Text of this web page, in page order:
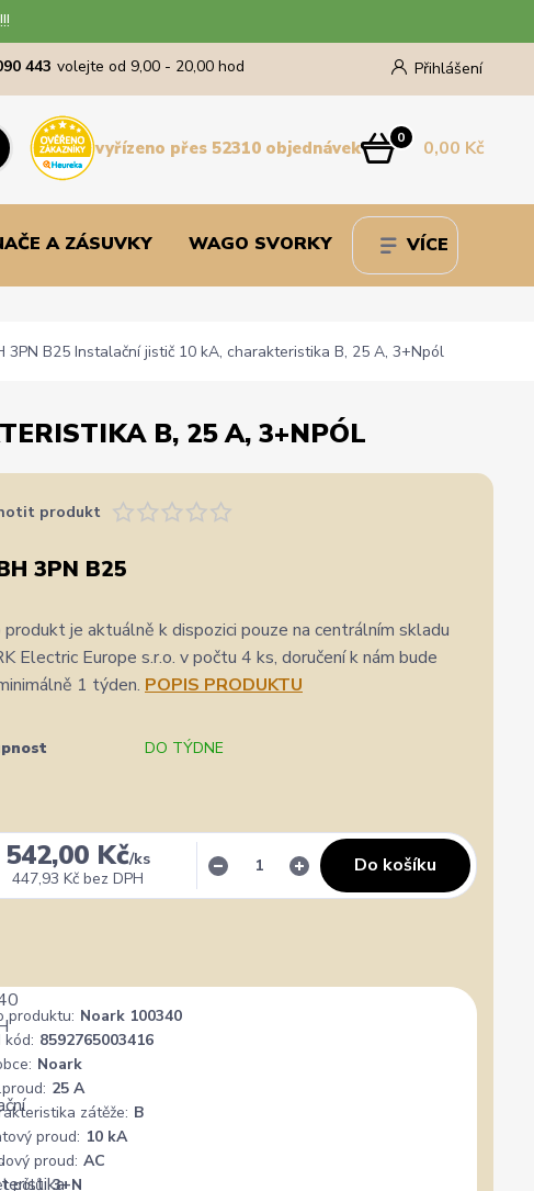
Přihlášení
443 volejte od 9,00 - 20,00 hod
0 0,00 Kč
vyřízeno přes 52310 objednávek
A ZÁSUVKY WAGO SVORKY VÍCE
3PN B25 Instalační jistič 10 kA, charakteristika B, 25 A, 3+Npól
B, 25 A, 3+NPÓL
produkt
3PN B25
je aktuálně k dispozici pouze na centrálním skladu
Electric Europe s.r.o. v počtu 4 ks, doručení k nám bude
1 týden. POPIS PRODUKTU
DO TÝDNE
542,00 Kč/ks
447,93 Kč bez DPH
Do košíku
produktu: Noark 100340
kód: 8592765003416
Noark
25 A
zátěže: B
proud: 10 kA
proud: AC
pólů: 3+N